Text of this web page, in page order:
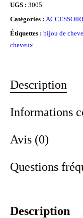
UGS : 3005
Catégories :
Étiquettes : bijou de
cheveux
Description
Informations
Avis (0)
Questions
Description